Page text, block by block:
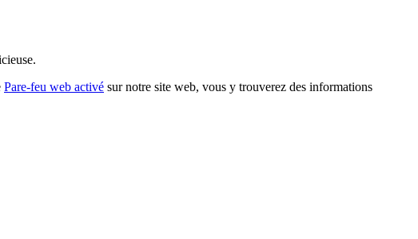
Pare-feu web activé sur notre site web, vous y trouverez des informations